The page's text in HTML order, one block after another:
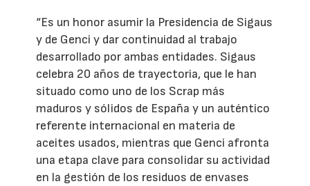
“Es un honor asumir la Presidencia de Sigaus
y de Genci y dar continuidad al trabajo
desarrollado por ambas entidades. Sigaus
celebra 20 años de trayectoria, que le han
situado como uno de los Scrap más
maduros y sólidos de España y un auténtico
referente internacional en materia de
aceites usados, mientras que Genci afronta
una etapa clave para consolidar su actividad
en la gestión de los residuos de envases